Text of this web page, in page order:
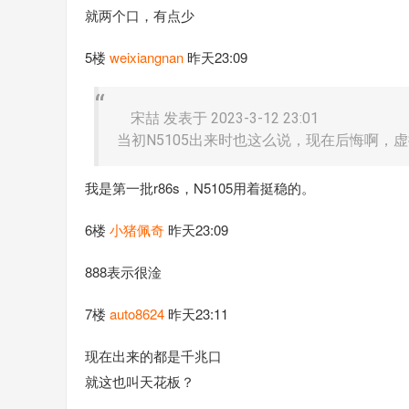
就两个口，有点少
5楼 weixiangnan 昨天23:09
宋喆 发表于 2023-3-12 23:01
当初N5105出来时也这么说，现在后悔啊，
我是第一批r86s，N5105用着挺稳的。
6楼 小猪佩奇 昨天23:09
888表示很淦
7楼 auto8624 昨天23:11
现在出来的都是千兆口
就这也叫天花板？